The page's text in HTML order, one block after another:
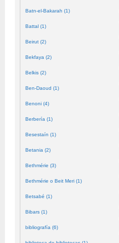
Batn-el-Bakarah (1)
Battal (1)
Beirut (2)
Bekfaya (2)
Belkis (2)
Ben-Daoud (1)
Benoni (4)
Berbería (1)
Besestaín (1)
Betania (2)
Bethmérie (3)
Bethmérie o Beit Meri (1)
Betsabé (1)
Bibars (1)
bibliografía (6)